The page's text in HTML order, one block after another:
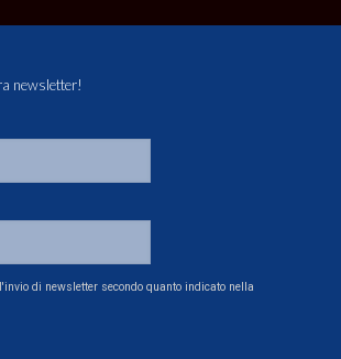
newsletter!
di newsletter secondo quanto indicato nella